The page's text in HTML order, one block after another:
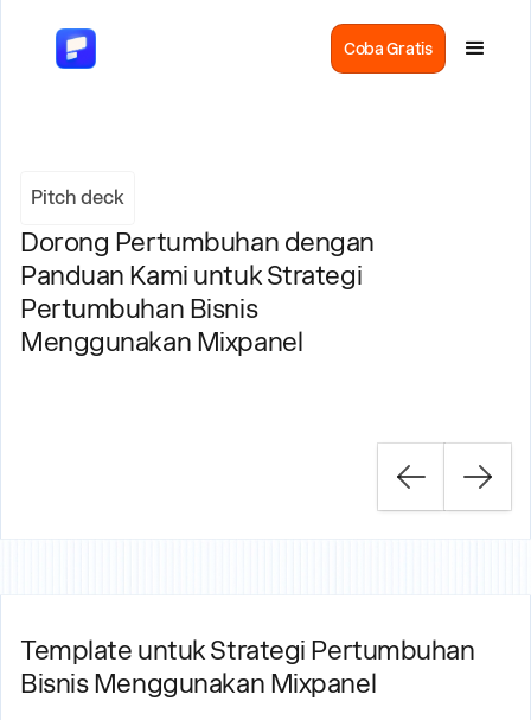
Coba Gratis
Pitch deck
Dorong Pertumbuhan dengan
Panduan Kami untuk Strategi
Pertumbuhan Bisnis
Menggunakan Mixpanel
Template untuk Strategi Pertumbuhan
Bisnis Menggunakan Mixpanel